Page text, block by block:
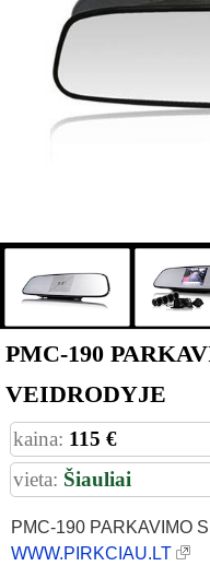
PMC-190
VEIDRODYJE
kaina: 115 €
vieta: Šiauliai
PMC-190 PARKAVIMO
WWW.PIRKCIAU.LT